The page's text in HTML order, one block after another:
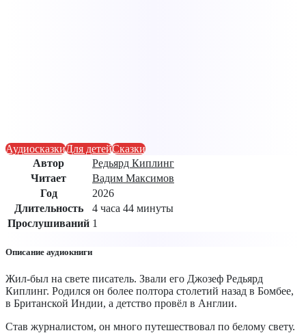
АудиосказкиДля детейСказки
Автор
Редьярд Киплинг
Читает
Вадим Максимов
Год
2026
Длительность
4 часа 44 минуты
Прослушиваний 1
Описание аудиокниги
Жил-был на свете писатель. Звали его Джозеф Редьярд
Киплинг. Родился он более полтора столетий назад в Бомбее,
в Британской Индии, а детство провёл в Англии.
Став журналистом, он много путешествовал по белому свету.